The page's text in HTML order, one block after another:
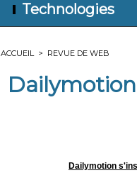
Technologies
ACCUEIL > REVUE DE WEB
Dailymotion